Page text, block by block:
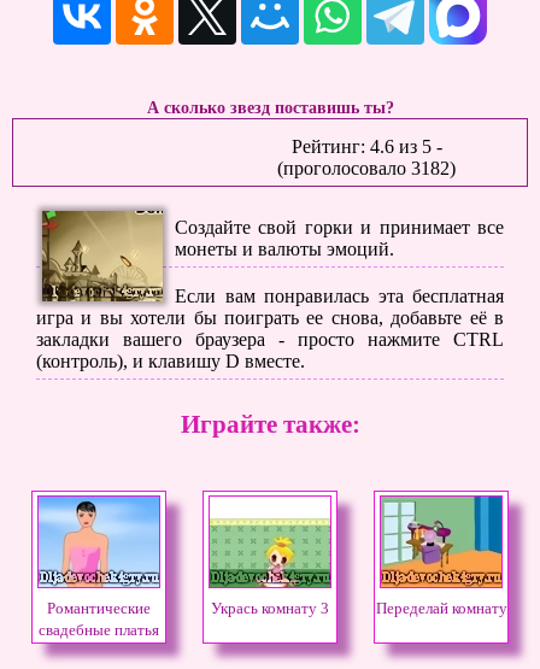
А сколько звезд поставишь ты?
Рейтинг: 4.6из 5-
(проголосовало 3182)
Создайте свой горки и принимает все
монеты и валюты эмоций.
Если вам понравилась эта бесплатная
игра и вы хотели бы поиграть ее снова, добавьте её в
закладки вашего браузера - просто нажмите CTRL
(контроль), и клавишу D вместе.
Играйте также:
Романтические
свадебные платья
Укрась комнату 3 Переделай комнату